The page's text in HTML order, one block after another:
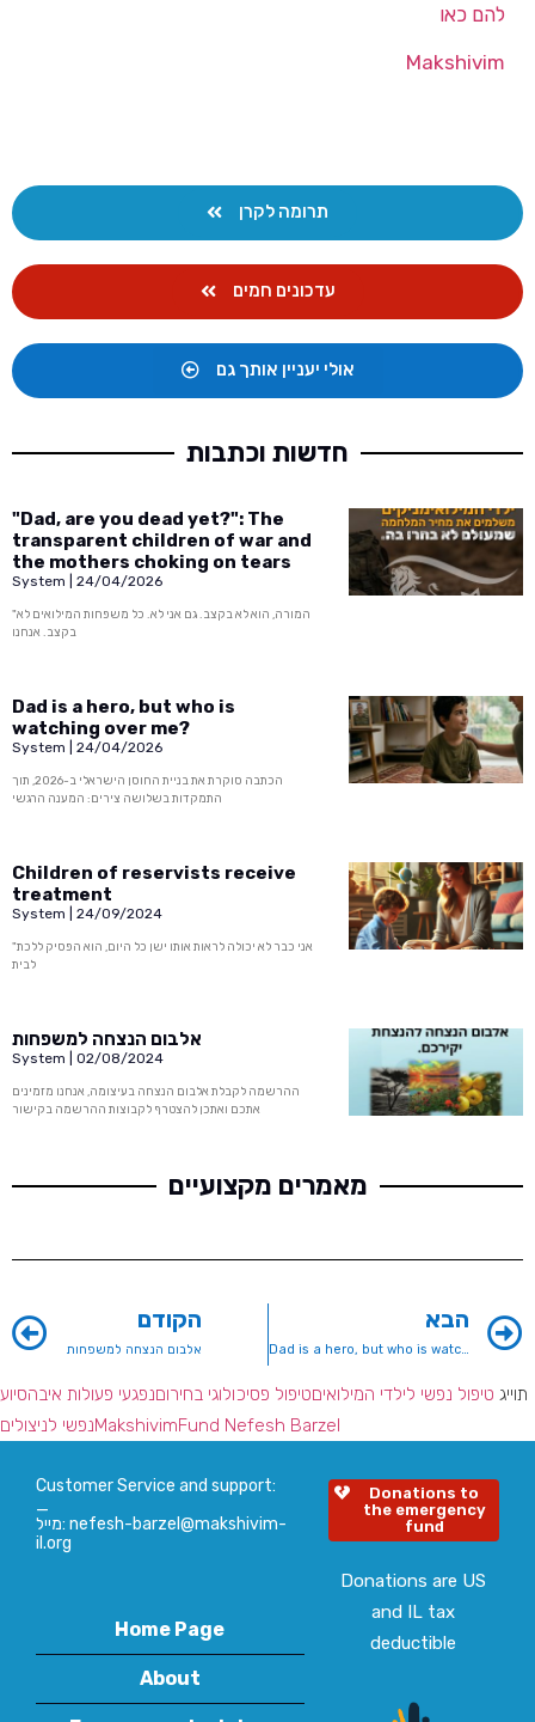
להם כאו
Makshivim
תרומה לקרן
עדכונים חמים
אולי יעניין אותך גם
חדשות וכתבות
"Dad, are you dead yet?": The
transparent children of war and
the mothers choking on tears
System 24/04/2026
"המורה, הוא לא בקצב. גם אני לא. כל משפחות המילואים לא
בקצב. אנחנו
Dad is a hero, but who is
watching over me?
System 24/04/2026
הכתבה סוקרת את בניית החוסן הישראלי ב-2026, תוך
התמקדות בשלושה צירים: המענה הרגשי
Children of reservists receive
treatment
System 24/09/2024
"אני כבר לא יכולה לראות אותו ישן כל היום, הוא הפסיק ללכת
לבית
אלבום הנצחה למשפחות
System 02/08/2024
ההרשמה לקבלת אלבום הנצחה בעיצומה, אנחנו מזמינים
אתכם ואתכן להצטרף לקבוצות ההרשמה בקישור
מאמרים מקצועיים
הקודם
אלבום הנצחה למשפחות
הבא
Dad is a hero, but who is watching over me?
תוייג טיפול נפשי לילדי המילואיםטיפול פסיכולוגי בחירוםנפגעי פעולות איבהסיוע
נפשי לניצוליםMakshivimFund Nefesh Barzel
Customer Service and support:
_
מייל: nefesh-barzel@makshivim-
il.org
Home Page
About
Donations to
the emergency
fund
Donations are US
and IL tax
deductible